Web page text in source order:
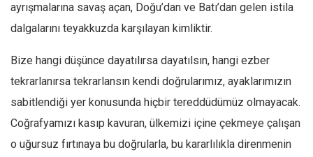
Kategoriler
Kültür Sanat
Kitap
Karisi kitap sualleri
7 soruda bu hafta
Ekonomi
Spor
ayrışmalarına savaş açan, Doğu’dan ve Batı’dan gelen istila
dalgalarını teyakkuzda karşılayan kimliktir.
Bize hangi düşünce dayatılırsa dayatılsın, hangi ezber
tekrarlanırsa tekrarlansın kendi doğrularımız, ayaklarımızın
sabitlendiği yer konusunda hiçbir tereddüdümüz olmayacak.
Coğrafyamızı kasıp kavuran, ülkemizi içine çekmeye çalışan
o uğursuz fırtınaya bu doğrularla, bu kararlılıkla direnmenin